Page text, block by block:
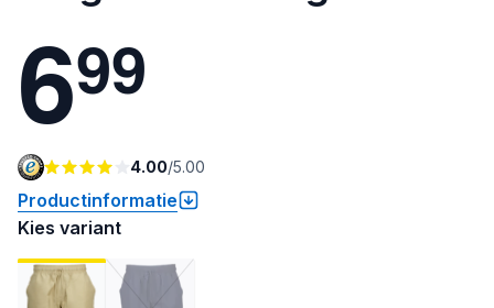
699
4.00/5.00
Productinformatie
Kies variant